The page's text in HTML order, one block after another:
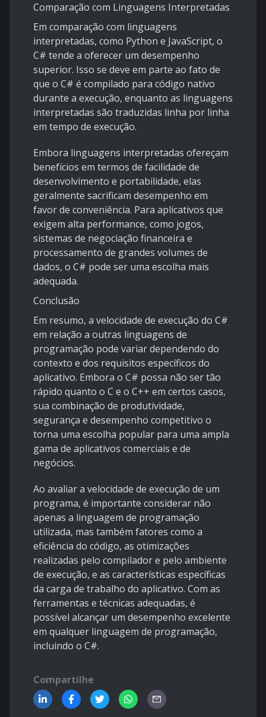
Comparação com Linguagens Interpretadas
Em comparação com linguagens
interpretadas, como Python e JavaScript, o
C# tende a oferecer um desempenho
superior. Isso se deve em parte ao fato de
que o C# é compilado para código nativo
durante a execução, enquanto as linguagens
interpretadas são traduzidas linha por linha
em tempo de execução.
Embora linguagens interpretadas ofereçam
benefícios em termos de facilidade de
desenvolvimento e portabilidade, elas
geralmente sacrificam desempenho em
favor de conveniência. Para aplicativos que
exigem alta performance, como jogos,
sistemas de negociação financeira e
processamento de grandes volumes de
dados, o C# pode ser uma escolha mais
adequada.
Conclusão
Em resumo, a velocidade de execução do C#
em relação a outras linguagens de
programação pode variar dependendo do
contexto e dos requisitos específicos do
aplicativo. Embora o C# possa não ser tão
rápido quanto o C e o C++ em certos casos,
sua combinação de produtividade,
segurança e desempenho competitivo o
torna uma escolha popular para uma ampla
gama de aplicativos comerciais e de
negócios.
Ao avaliar a velocidade de execução de um
programa, é importante considerar não
apenas a linguagem de programação
utilizada, mas também fatores como a
eficiência do código, as otimizações
realizadas pelo compilador e pelo ambiente
de execução, e as características específicas
da carga de trabalho do aplicativo. Com as
ferramentas e técnicas adequadas, é
possível alcançar um desempenho excelente
em qualquer linguagem de programação,
incluindo o C#.
Compartilhe